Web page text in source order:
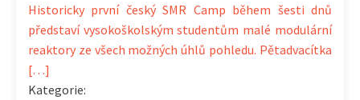
Historicky první český SMR Camp během šesti dnů
představí vysokoškolským studentům malé modulární
reaktory ze všech možných úhlů pohledu. Pětadvacítka
[…]
Kategorie: